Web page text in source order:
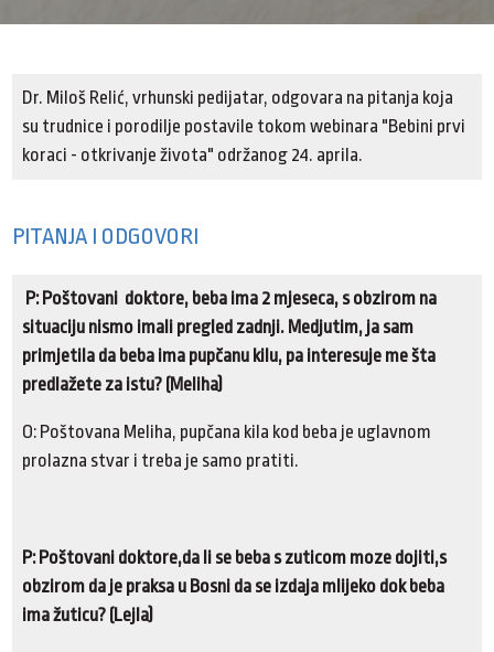
Dr. Miloš Relić, vrhunski pedijatar, odgovara na pitanja koja
su trudnice i porodilje postavile tokom webinara "Bebini prvi
koraci - otkrivanje života" održanog 24. aprila.
PITANJA I ODGOVORI
P: Poštovani doktore, beba ima 2 mjeseca, s obzirom na
situaciju nismo imali pregled zadnji. Medjutim, ja sam
primjetila da beba ima pupčanu kilu, pa interesuje me šta
predlažete za istu? (Meliha)
O: Poštovana Meliha, pupčana kila kod beba je uglavnom
prolazna stvar i treba je samo pratiti.
P: Poštovani doktore,da li se beba s zuticom moze dojiti,s
obzirom da je praksa u Bosni da se izdaja mlijeko dok beba
ima žuticu? (Lejla)